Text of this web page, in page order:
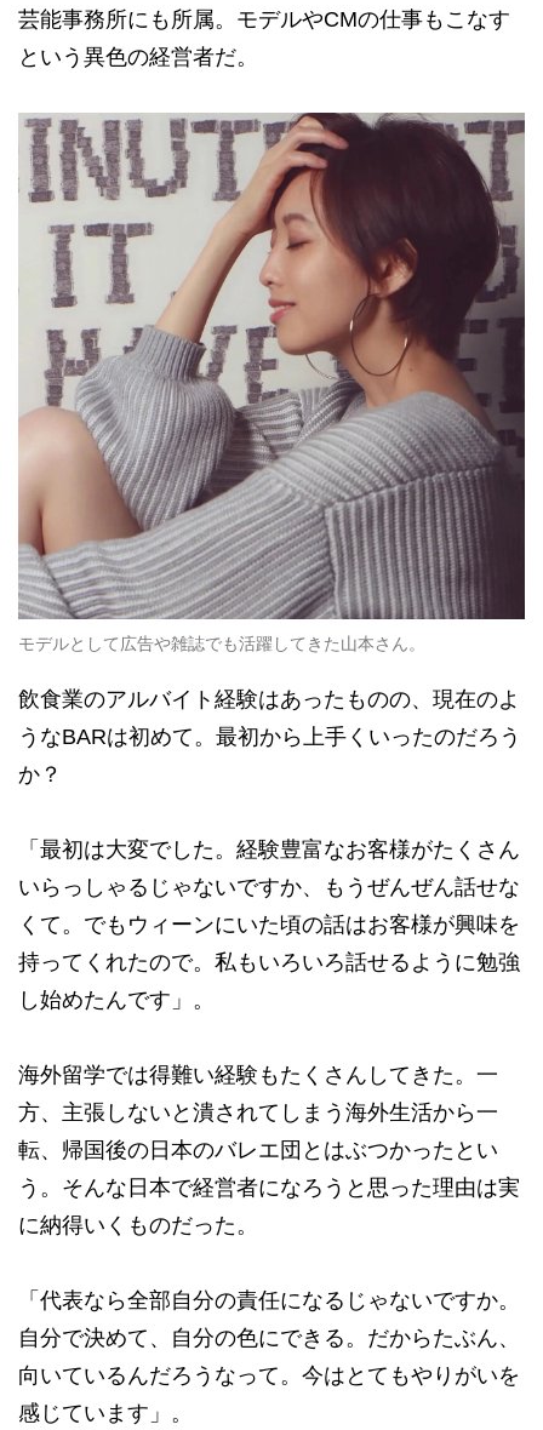
芸能事務所にも所属。モデルやCMの仕事もこなす
という異色の経営者だ。
モデルとして広告や雑誌でも活躍してきた山本さん。
飲食業のアルバイト経験はあったものの、現在のよ
うなBARは初めて。最初から上手くいったのだろう
か？
「最初は大変でした。経験豊富なお客様がたくさん
いらっしゃるじゃないですか、もうぜんぜん話せな
くて。でもウィーンにいた頃の話はお客様が興味を
持ってくれたので。私もいろいろ話せるように勉強
し始めたんです」。
海外留学では得難い経験もたくさんしてきた。一
方、主張しないと潰されてしまう海外生活から一
転、帰国後の日本のバレエ団とはぶつかったとい
う。そんな日本で経営者になろうと思った理由は実
に納得いくものだった。
「代表なら全部自分の責任になるじゃないですか。
自分で決めて、自分の色にできる。だからたぶん、
向いているんだろうなって。今はとてもやりがいを
感じています」。